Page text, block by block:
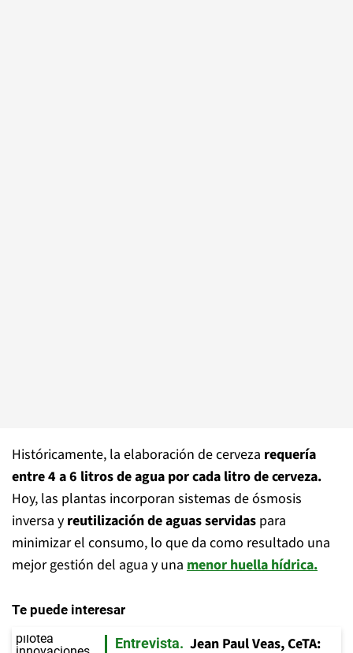
Históricamente, la elaboración de cerveza requería
entre 4 a 6 litros de agua por cada litro de cerveza.
Hoy, las plantas incorporan sistemas de ósmosis
inversa y reutilización de aguas servidas para
minimizar el consumo, lo que da como resultado una
mejor gestión del agua y una menor huella hídrica.
Te puede interesar
Entrevista
Jean Paul Veas, CeTA: